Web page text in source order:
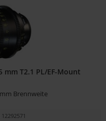
mm T2.1 PL/EF-Mount
Brennweite